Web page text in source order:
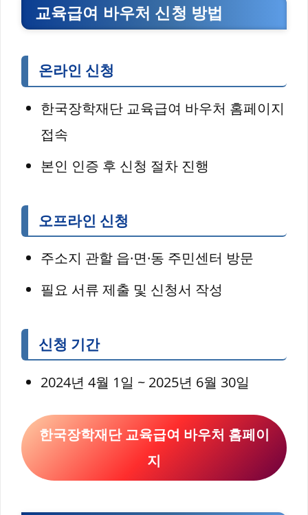
교육급여 바우처 신청 방법
온라인 신청
한국장학재단 교육급여 바우처 홈페이지
접속
본인 인증 후 신청 절차 진행
오프라인 신청
주소지 관할 읍·면·동 주민센터 방문
필요 서류 제출 및 신청서 작성
신청 기간
2024년 4월 1일 ~ 2025년 6월 30일
한국장학재단 교육급여 바우처 홈페이
지